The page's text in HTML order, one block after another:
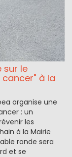
sur le
cancer" à la
organise une
: un
les
à la Mairie
ronde sera
et se